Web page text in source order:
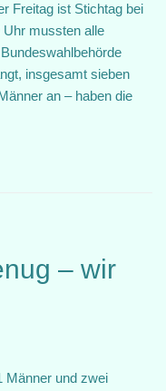
Freitag ist Stichtag bei
mussten alle
insgesamt sieben
an – haben die
– wir
Männer und zwei